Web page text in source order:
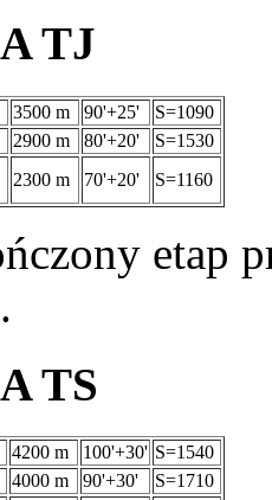
TJ
3500 m 90'+25'
S=1090
2900 m 80'+20'
S=1530
2300 m 70'+20' S=1160
etap
TS
4200 m 100'+30' S=1540
4000 m 90'+30'
S=1710